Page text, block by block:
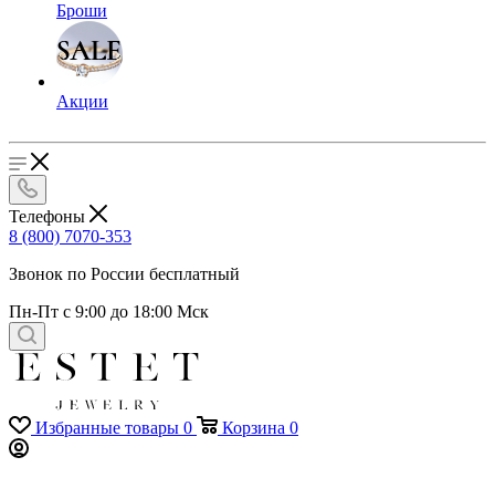
Броши
Акции
Телефоны
8 (800) 7070-353
Звонок по России бесплатный
Пн-Пт с 9:00 до 18:00 Мск
Избранные товары 0 Корзина 0